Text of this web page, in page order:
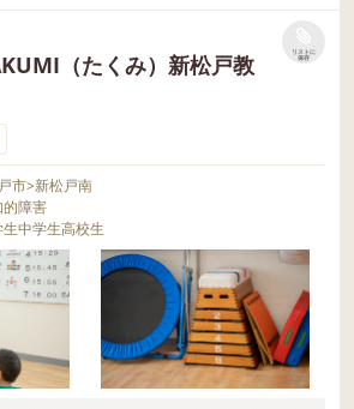
（たくみ）新松戸教
リストに
保存
市>新松戸南
的障害
中学生高校生